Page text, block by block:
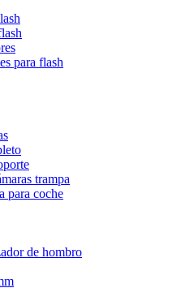
para flash
trampa
para coche
de hombro